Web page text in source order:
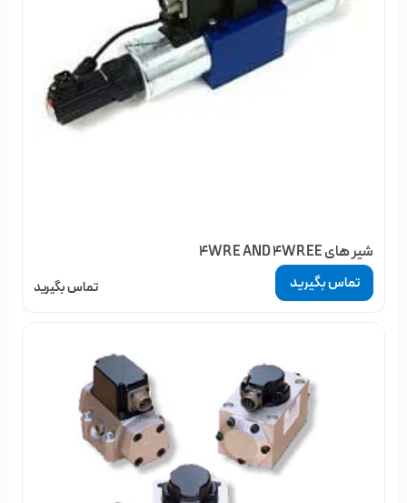
شیر های 4WRE AND 4WREE
تماس بگیرید تماس بگیرید